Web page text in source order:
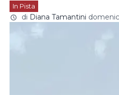
In Pista
di Diana Tamantini